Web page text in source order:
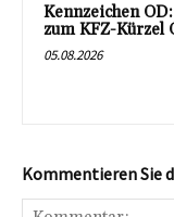
Kennzeichen
zum KFZ-Kürzel
05.08.2026
Kommentieren Sie